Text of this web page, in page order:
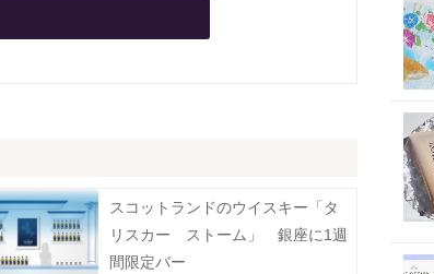
スコットランドのウイスキー「タ
リスカー ストーム」 銀座に1週
間限定バー